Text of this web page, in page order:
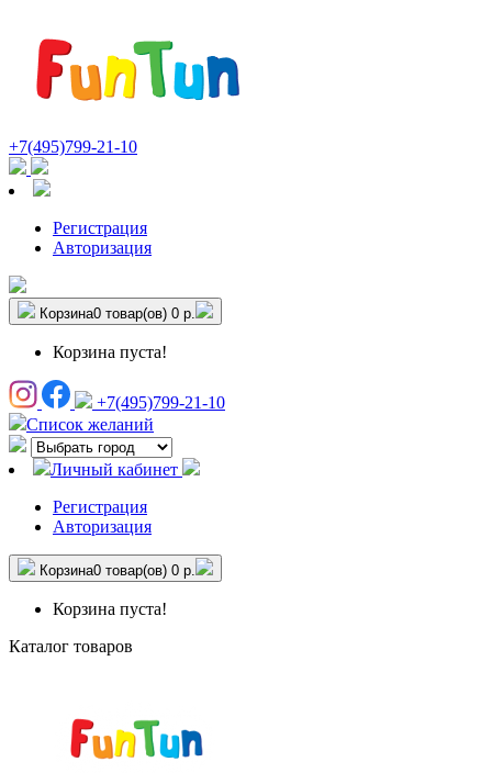
+7(495)799-21-10
Регистрация
Авторизация
Корзина0 товар(ов) 0 р.
Корзина пуста!
+7(495)799-21-10
Список желаний
Личный кабинет
Регистрация
Авторизация
Корзина0 товар(ов) 0 р.
Корзина пуста!
Каталог товаров